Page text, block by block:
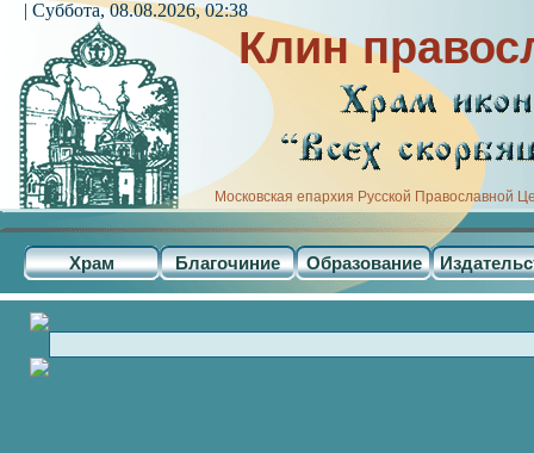
Клин
Московская епархия Русской Православной
Храм Благочиние Образование
| Суббота, 08.08.2026, 02:38